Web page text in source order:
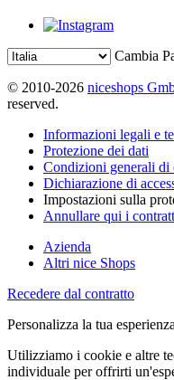
Cambia
© 2010-2026 niceshops
reserved.
Informazioni legali e
Protezione dei dati
Condizioni generali di
Dichiarazione di
Impostazioni sulla
Annullare qui i
Azienda
Altri nice Shops
Recedere dal contratto
Personalizza la tua
Utilizziamo i cookie e altre
individuale per offrirti